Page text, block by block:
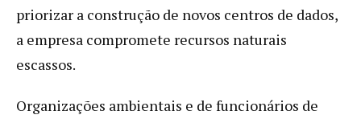
priorizar a construção de novos centros de dados,
a empresa compromete recursos naturais
escassos.
Organizações ambientais e de funcionários de